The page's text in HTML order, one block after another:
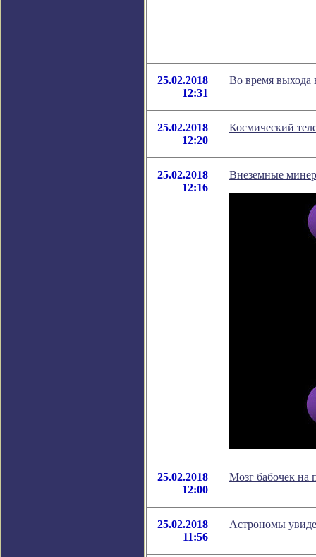
25.02.2018
12:31
Во время
25.02.2018
12:20
Космический
25.02.2018
12:16
Внеземные
25.02.2018
12:00
Мозг бабочек на
25.02.2018
11:56
Астрономы